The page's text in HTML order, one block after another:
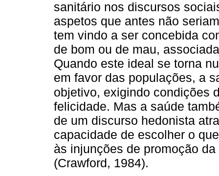
sanitário nos discursos
aspetos que antes não
tem vindo a ser concebida
de bom ou de mau,
Quando este ideal se torna
em favor das populações, a
objetivo, exigindo condições
felicidade. Mas a saúde
de um discurso hedonista
capacidade de escolher o
às injunções de promoção
(Crawford, 1984).